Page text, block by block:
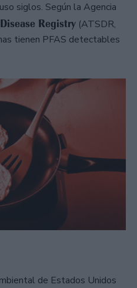
siglos. Según la Agencia
Registry (ATSDR,
tienen PFAS detectables
de Estados Unidos